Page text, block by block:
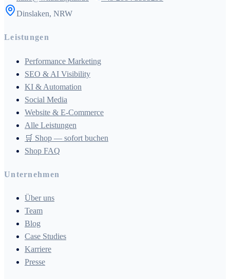
Dinslaken, NRW
Leistungen
Performance Marketing
SEO & AI Visibility
KI & Automation
Social Media
Website & E-Commerce
Alle Leistungen
🛒 Shop — sofort buchen
Shop FAQ
Unternehmen
Über uns
Team
Blog
Case Studies
Karriere
Presse